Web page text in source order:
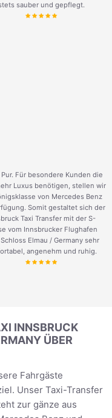
sauber und gepflegt.
Pur. Für besondere Kunden die
Luxus benötigen, stellen wir
von Mercedes Benz
Somit gestaltet sich der
Taxi Transfer mit der S-
vom Innsbrucker Flughafen
Elmau / Germany sehr
angenehm und ruhig.
INNSBRUCK
ÜBER
Fahrgäste
Unser Taxi-Transfer
zur gänze aus